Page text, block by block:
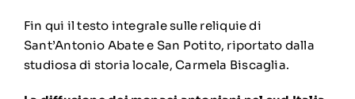
Fin qui il testo integrale sulle reliquie di
Sant’Antonio Abate e San Potito, riportato dalla
studiosa di storia locale, Carmela Biscaglia.